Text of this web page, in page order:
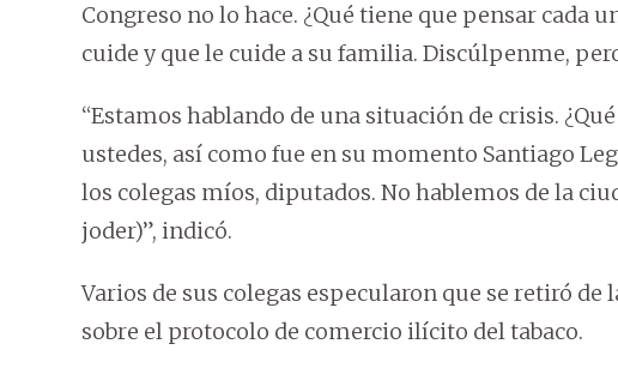
Congreso no lo hace. ¿Qué tiene que pensar cada
cuide y que le cuide a su familia. Discúlpenme,
“Estamos hablando de una situación de crisis.
ustedes, así como fue en su momento Santiago
los colegas míos, diputados. No hablemos de la
joder)”, indicó.
Varios de sus colegas especularon que se retiró
sobre el protocolo de comercio ilícito del tabaco.